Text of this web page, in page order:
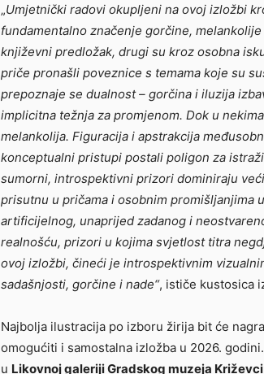
„Umjetnički radovi okupljeni na ovoj izložbi
fundamentalno značenje gorčine,
književni predložak, drugi su kroz osobna
priče pronašli poveznice s temama koje su
prepoznaje se dualnost – gorčina i iluzija
implicitna težnja za promjenom. Dok u
melankolija. Figuracija i apstrakcija
konceptualni pristupi postali poligon za
sumorni, introspektivni prizori dominiraju
prisutnu u pričama i osobnim promišljanjima
artificijelnog, unaprijed zadanog i
realnošću, prizori u kojima svjetlost titra
ovoj izložbi, čineći je introspektivnim
sadašnjosti, gorčine i nade“, ističe kustosica
Najbolja ilustracija po izboru žirija bit će
omogućiti i samostalna izložba u 2026.
u Likovnoj galeriji Gradskog muzeja Križevci